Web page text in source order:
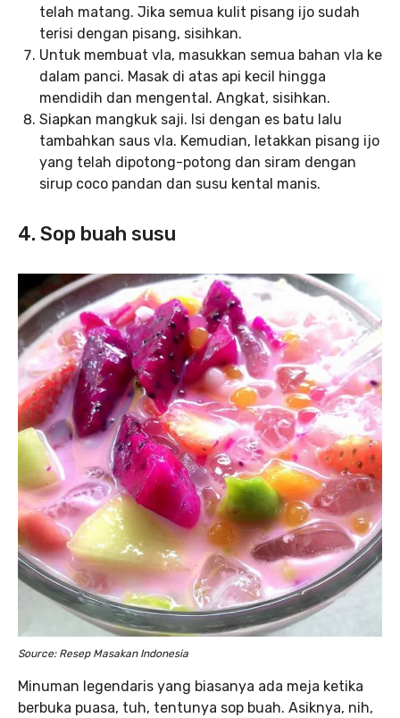
telah matang. Jika semua kulit pisang ijo sudah
terisi dengan pisang, sisihkan.
Untuk membuat vla, masukkan semua bahan vla ke
dalam panci. Masak di atas api kecil hingga
mendidih dan mengental. Angkat, sisihkan.
Siapkan mangkuk saji. Isi dengan es batu lalu
tambahkan saus vla. Kemudian, letakkan pisang ijo
yang telah dipotong-potong dan siram dengan
sirup coco pandan dan susu kental manis.
4. Sop buah susu
Source: Resep Masakan Indonesia
Minuman legendaris yang biasanya ada meja ketika
berbuka puasa, tuh, tentunya sop buah. Asiknya, nih,